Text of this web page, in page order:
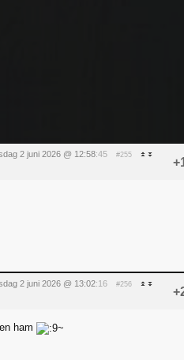
2 juni 2026 @ 12:58:45 #255
2 juni 2026 @ 13:02:16 #256
ham